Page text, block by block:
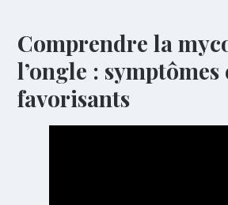
Comprendre la
l’ongle :
favorisants